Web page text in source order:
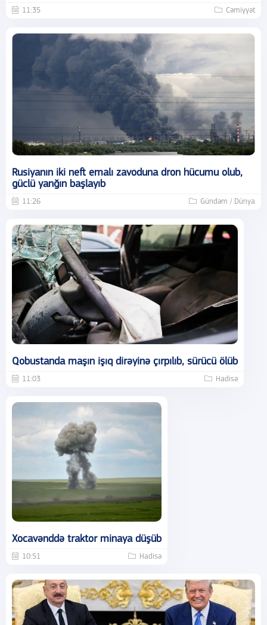
11:35 Cəmiyyət
Rusiyanın iki neft emalı zavoduna dron hücumu olub,
güclü yanğın başlayıb
11:26 Gündəm / Dünya
Qobustanda maşın işıq dirəyinə çırpılıb, sürücü ölüb
11:03 Hadisə
Xocavənddə traktor minaya düşüb
10:51 Hadisə